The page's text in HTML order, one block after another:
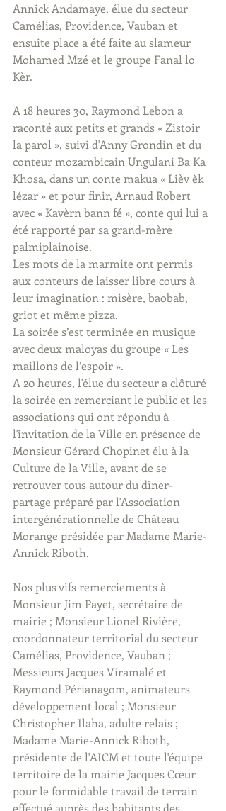
Annick Andamaye, élue du secteur
Camélias, Providence, Vauban et
ensuite place a été faite au slameur
Mohamed Mzé et le groupe Fanal lo
Kèr.
A 18 heures 30, Raymond Lebon a
raconté aux petits et grands « Zistoir
la parol », suivi d'Anny Grondin et du
conteur mozambicain Ungulani Ba Ka
Khosa, dans un conte makua « Lièv èk
lézar » et pour finir, Arnaud Robert
avec « Kavèrn bann fé », conte qui lui a
été rapporté par sa grand-mère
palmiplainoise.
Les mots de la marmite ont permis
aux conteurs de laisser libre cours à
leur imagination : misère, baobab,
griot et même pizza.
La soirée s’est terminée en musique
avec deux maloyas du groupe « Les
maillons de l’espoir ».
A 20 heures, l'élue du secteur a clôturé
la soirée en remerciant le public et les
associations qui ont répondu à
l'invitation de la Ville en présence de
Monsieur Gérard Chopinet élu à la
Culture de la Ville, avant de se
retrouver tous autour du dîner-
partage préparé par l'Association
intergénérationnelle de Château
Morange présidée par Madame Marie-
Annick Riboth.
Nos plus vifs remerciements à
Monsieur Jim Payet, secrétaire de
mairie ; Monsieur Lionel Rivière,
coordonnateur territorial du secteur
Camélias, Providence, Vauban ;
Messieurs Jacques Viramalé et
Raymond Périanagom, animateurs
développement local ; Monsieur
Christopher Ilaha, adulte relais ;
Madame Marie-Annick Riboth,
présidente de l'AICM et toute l'équipe
territoire de la mairie Jacques Cœur
pour le formidable travail de terrain
effectué auprès des habitants des